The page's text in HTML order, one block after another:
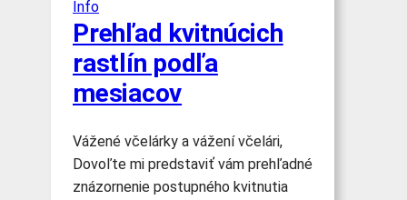
Info
Prehľad kvitnúcich
rastlín podľa
mesiacov
Vážené včelárky a vážení včelári,
Dovoľte mi predstaviť vám prehľadné
znázornenie postupného kvitnutia